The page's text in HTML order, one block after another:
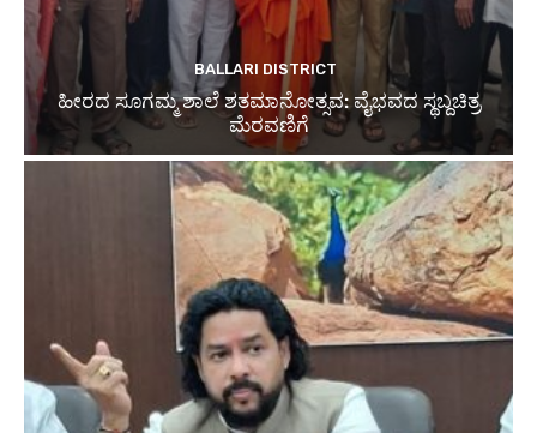
BALLARI DISTRICT
ಹೀರದ ಸೂಗಮ್ಮ ಶಾಲೆ ಶತಮಾನೋತ್ಸವ: ವೈಭವದ ಸ್ಥಬ್ದಚಿತ್ರ
ಮೆರವಣಿಗೆ